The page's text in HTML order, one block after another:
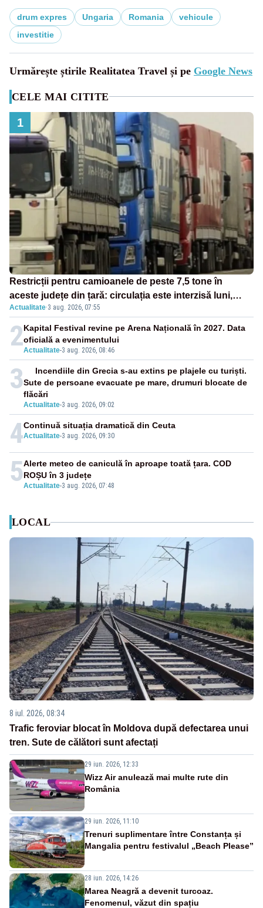
drum expres Ungaria Romania
vehicule
investitie
Urmărește știrile Realitatea Travel și pe Google News
CELE MAI CITITE
1
Restricții pentru camioanele de peste 7,5 tone în
aceste județe din țară: circulația este interzisă luni,
între orele 12:00 și 20:00
Actualitate·3 aug. 2026, 07:55
2Actualitate-3 aug. 2026, 08:46
Kapital Festival revine pe Arena Națională în 2027. Data
oficială a evenimentului
3
Actualitate-3 aug. 2026, 09:02
Incendiile din Grecia s-au extins pe plajele cu turiști.
Sute de persoane evacuate pe mare, drumuri blocate de
flăcări
4Actualitate-3 aug. 2026, 09:30
Continuă situația dramatică din Ceuta
5Actualitate-3 aug. 2026, 07:48
Alerte meteo de caniculă în aproape toată țara. COD
ROȘU în 3 județe
LOCAL
8 iul. 2026, 08:34
Trafic feroviar blocat în Moldova după defectarea unui
tren. Sute de călători sunt afectați
29 iun. 2026, 12:33
Wizz Air anulează mai multe rute din
România
29 iun. 2026, 11:10
Trenuri suplimentare între Constanța și
Mangalia pentru festivalul „Beach Please”
28 iun. 2026, 14:26
Marea Neagră a devenit turcoaz.
Fenomenul, văzut din spațiu